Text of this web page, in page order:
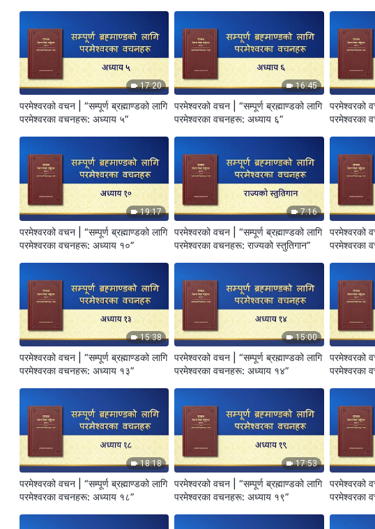
17:20
परमेश्‍वरको वचन | “सम्पूर्ण ब्रह्माण्डको लागि
परमेश्‍वरका वचनहरू: अध्याय ५”
16:45
परमेश्‍वरको वचन | “सम्पूर्ण ब्रह्माण्डको लागि
परमेश्‍वरका वचनहरू: अध्याय ६”
परमेश्‍वरको
परमेश्‍वरका
19:17
परमेश्‍वरको वचन | “सम्पूर्ण ब्रह्माण्डको लागि
परमेश्‍वरका वचनहरू: अध्याय १०”
7:16
परमेश्‍वरको वचन | “सम्पूर्ण ब्रह्माण्डको लागि
परमेश्‍वरका वचनहरू: राज्यको स्तुतिगान”
परमेश्‍वरको
परमेश्‍वरका
15:38
परमेश्‍वरको वचन | “सम्पूर्ण ब्रह्माण्डको लागि
परमेश्‍वरका वचनहरू: अध्याय १३”
15:00
परमेश्‍वरको वचन | “सम्पूर्ण ब्रह्माण्डको लागि
परमेश्‍वरका वचनहरू: अध्याय १४”
परमेश्‍वरको
परमेश्‍वरका
18:18
परमेश्‍वरको वचन | “सम्पूर्ण ब्रह्माण्डको लागि
परमेश्‍वरका वचनहरू: अध्याय १८”
17:53
परमेश्‍वरको वचन | “सम्पूर्ण ब्रह्माण्डको लागि
परमेश्‍वरका वचनहरू: अध्याय १९”
परमेश्‍वरको
परमेश्‍वरका